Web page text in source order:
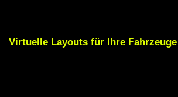
Virtuelle Layouts für Ihre Fahrzeuge